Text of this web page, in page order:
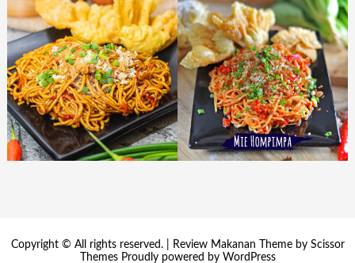
Copyright © All rights reserved. | Review Makanan Theme by Scissor
ThemesProudly powered by WordPress